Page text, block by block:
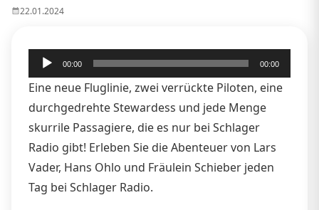
22.01.2024
Audio-
Player
00:00 00:00
Eine neue Fluglinie, zwei verrückte Piloten, eine
durchgedrehte Stewardess und jede Menge
skurrile Passagiere, die es nur bei Schlager
Radio gibt! Erleben Sie die Abenteuer von Lars
Vader, Hans Ohlo und Fräulein Schieber jeden
Tag bei Schlager Radio.